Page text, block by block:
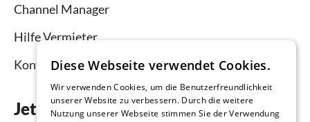
Channel Manager
Hilfe Vermieter
Kontakt
Jetzt die App downloaden
Diese Webseite verwendet Cookies.
Wir verwenden Cookies, um die Benutzerfreundlichkeit
unserer Website zu verbessern. Durch die weitere
Nutzung unserer Webseite stimmen Sie der Verwendung